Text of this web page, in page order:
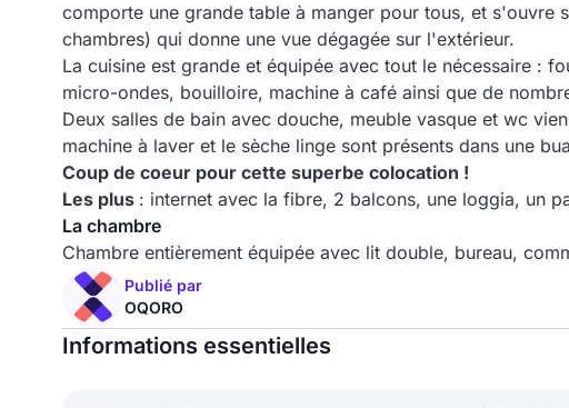
comporte une grande table à manger pour tous, et s'ouvre
chambres) qui donne une vue dégagée sur l'extérieur.
La cuisine est grande et équipée avec tout le nécessaire :
micro-ondes, bouilloire, machine à café ainsi que de
Deux salles de bain avec douche, meuble vasque et wc
machine à laver et le sèche linge sont présents dans une
Coup de coeur pour cette superbe colocation !
Les plus : internet avec la fibre, 2 balcons, une loggia, un
La chambre
Chambre entièrement équipée avec lit double, bureau,
Publié par
OQORO
Informations essentielles